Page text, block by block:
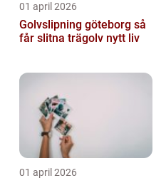
01 april 2026
Golvslipning göteborg så
får slitna trägolv nytt liv
01 april 2026